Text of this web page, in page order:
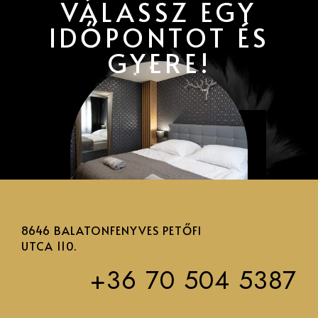
VÁLASSZ EGY
IDŐPONTOT ÉS
GYERE!
8646 BALATONFENYVES PETŐFI
UTCA 110.
+36 70 504 5387